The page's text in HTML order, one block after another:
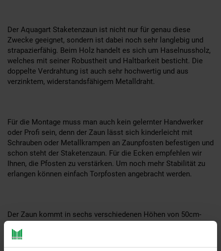
Der Aquagart Staketenzaun ist nicht nur für genau diese
Zwecke geeignet, sondern ist dabei noch sehr langlebig und
strapazierfähig. Beim Holz handelt es sich um Haselnussholz,
welches mit seiner Robustheit und Haltbarkeit besticht. Die
doppelte Verdrahtung ist auch sehr hochwertig und aus
verzinktem, widerstandsfähigem Metalldraht.
Für die Montage muss man auch kein gelernter Handwerker
oder Profi sein, denn der Zaun lässt sich kinderleicht mit
Schrauben oder Metallkrampen an Zaunpfosten befestigen und
schon steht der Staketenzaun. Für die Ecken empfehlen wir
Ihnen, die Pfosten zu verstärken. Um noch mehr Stabilität zu
erlangen können einfach Torpfosten angebracht werden.
Der Zaun kommt in sechs verschiedenen Höhen von 50cm-
So ist für jedes Heimwerkerprojekt die passende Höhe dabei!
Durch die unterschiedlichen Staketen ist jeder Staketenzaun